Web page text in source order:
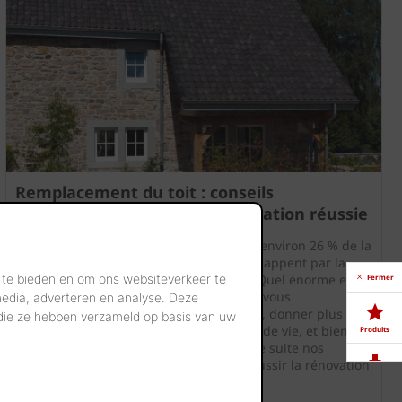
bieden en om ons websiteverkeer te
adverteren en analyse. Deze
ze hebben verzameld op basis van uw
Remplacement du toit : conseils
indispensables pour une rénovation réussie
Les chiffres interpellent : saviez-vous qu'environ 26 % de la
chaleur produite dans un logement s'échappent par la
toiture lorsque celle-ci n'est pas isolée ? Quel énorme et
coûteux gaspillage d'énergie ! Envisagez-vous
de remplacer le toit pour éviter les fuites, donner plus
d'allure à l'habitation, gagner en confort de vie, et bien sûr
alléger la facture d'énergie ? Lisez tout de suite nos
conseils, ils sont indispensables pour réussir la rénovation
Fermer
Produits